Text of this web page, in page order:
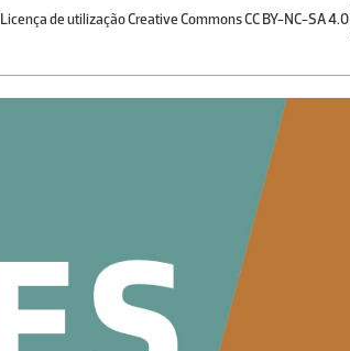
Licença de utilização Creative Commons CC BY-NC-SA 4.0